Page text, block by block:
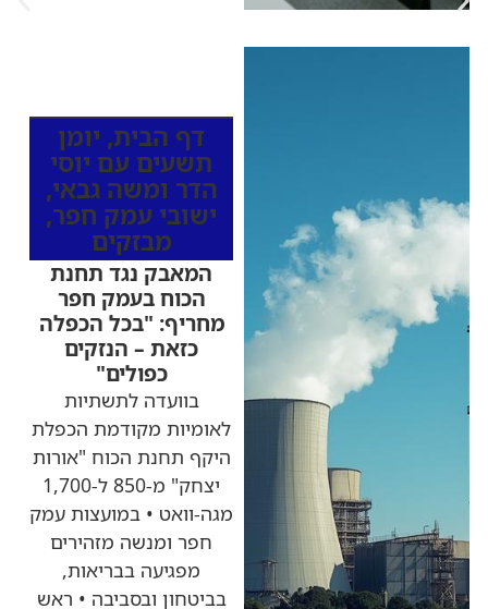
דף הבית, יומן
תשעים עם יוסי
הדר ומשה גבאי,
ישובי עמק חפר,
מבזקים
המאבק נגד תחנת
הכוח בעמק חפר
מחריף: "בכל הכפלה
כזאת – הנזקים
כפולים"
בוועדה לתשתיות
לאומיות מקודמת הכפלת
היקף תחנת הכוח "אורות
יצחק" מ-850 ל-1,700
מגה-וואט • במועצות עמק
חפר ומנשה מזהירים
מפגיעה בבריאות,
בביטחון ובסביבה • ראש